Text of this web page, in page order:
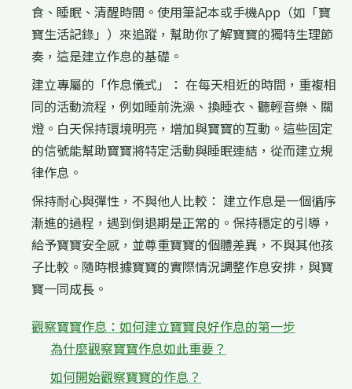
食、睡眠、清醒時間。使用筆記本或手機App（如「寶
寶生活記錄」）來追蹤，幫助你了解寶寶的獨特生理節
奏，這是建立作息的基礎。
建立專屬的「作息儀式」： 在每天相近的時間，重複相
同的活動流程，例如睡前洗澡、換睡衣、聽輕音樂、關
燈。白天保持環境明亮，增加與寶寶的互動。這些固定
的信號能幫助寶寶將特定活動與睡眠連結，從而建立規
律作息。
保持耐心與彈性，不與他人比較： 建立作息是一個循序
漸進的過程，遇到倒退期是正常的。保持穩定的引導，
給予寶寶安全感，並尊重寶寶的個體差異，不與其他孩
子比較。隨時根據寶寶的實際情況調整作息安排，與寶
寶一同成長。
觀察寶寶作息：如何建立寶寶良好作息的第一步
為什麼觀察寶寶作息如此重要？
如何開始觀察寶寶的作息？